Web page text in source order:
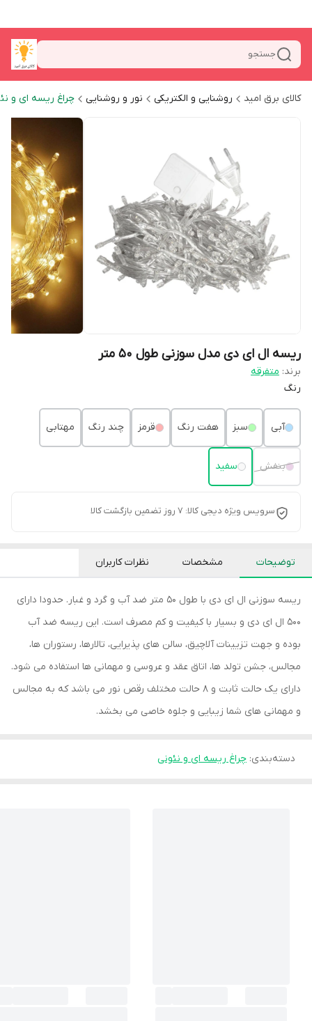
جستجو
کالای برق امید روشنایی و الکتریکی نور و روشنایی چراغ ریسه ای و
ریسه ال ای دی مدل سوزنی طول 50 متر
برند: متفرقه
رنگ
آبی سبز هفت رنگ قرمز چند رنگ مهتابی
بنفش سفید
سرویس ویژه دیجی کالا: 7 روز تضمین بازگشت کالا
توضیحات مشخصات نظرات کاربران
ریسه سوزنی ال ای دی با طول 50 متر ضد آب و گرد و غبار. حدودا دارای
500 ال ای دی و بسیار با کیفیت و کم مصرف است. این ریسه ضد آب
بوده و جهت تزیینات آلاچیق، سالن های پذیرایی، تالارها، رستوران ها،
مجالس، جشن تولد ها، اتاق عقد و عروسی و مهمانی ها استفاده می شود.
دارای یک حالت ثابت و 8 حالت مختلف رقص نور می باشد که به مجالس
و مهمانی های شما زیبایی و جلوه خاصی می بخشد.
دسته‌بندی: چراغ ریسه ای و نئونی